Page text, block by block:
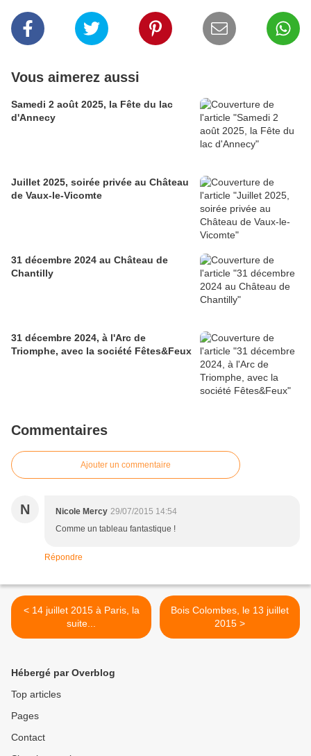
Vous aimerez aussi
Samedi 2 août 2025, la Fête du lac
d'Annecy
Juillet 2025, soirée privée au Château
de Vaux-le-Vicomte
31 décembre 2024 au Château de
Chantilly
31 décembre 2024, à l'Arc de
Triomphe, avec la société Fêtes&Feux
Commentaires
Ajouter un commentaire
N Nicole Mercy 29/07/2015 14:54
Comme un tableau fantastique !
Répondre
< 14 juillet 2015 à Paris, la
suite...
Bois Colombes, le 13 juillet
2015 >
Hébergé par Overblog
Top articles
Pages
Contact